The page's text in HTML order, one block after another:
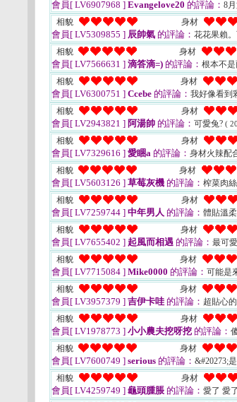
會員[ LV6907968 ] Evangelove20 的評論： 8
相貌 身材
會員[ LV5309855 ] 辰帥氣 的評論： 花花果賴
相貌 身材
會員[ LV7566631 ] 滴答滴=) 的評論： 根本不
相貌 身材
會員[ LV6300751 ] Ccebe 的評論： 我好像看到
相貌 身材
會員[ LV2943821 ] 阿湯帥 的評論： 可愛兔? (
相貌 身材
會員[ LV7329616 ] 愛睏a 的評論： 身材火辣配
相貌 身材
會員[ LV5603126 ] 草莓灰機 的評論： 榨菜肉
相貌 身材
會員[ LV7259744 ] 中年男人 的評論： 體貼溫
相貌 身材
會員[ LV7655402 ] 起風而相遇 的評論： 最可
相貌 身材
會員[ LV7715084 ] Mike0000 的評論： 可能是
相貌 身材
會員[ LV3957379 ] 吉伊卡哇 的評論： 超貼心
相貌 身材
會員[ LV1978773 ] 小小農夫挖呀挖 的評論：
相貌 身材
會員[ LV7600749 ] serious 的評論： &#20273;
相貌 身材
會員[ LV4259749 ] 龜頭腫脹 的評論： 愛了 愛了